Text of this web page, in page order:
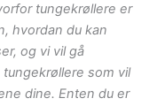
tungekrøllere er
hvordan du kan
og vi vil gå
som vil
dine. Enten du er